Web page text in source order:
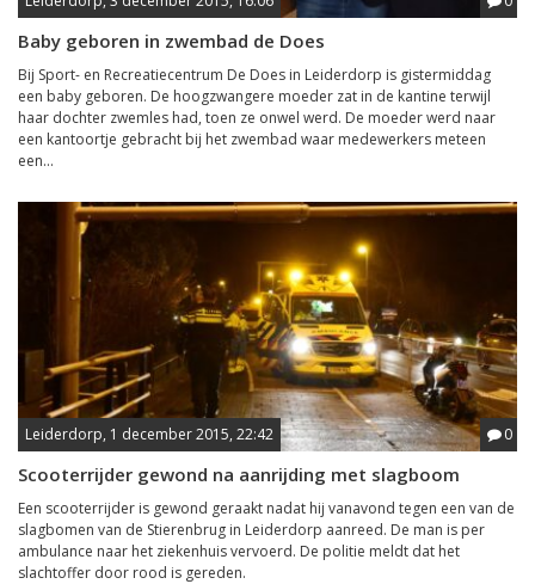
Baby geboren in zwembad de Does
Bij Sport- en Recreatiecentrum De Does in Leiderdorp is gistermiddag
een baby geboren. De hoogzwangere moeder zat in de kantine terwijl
haar dochter zwemles had, toen ze onwel werd. De moeder werd naar
een kantoortje gebracht bij het zwembad waar medewerkers meteen
een...
Leiderdorp, 1 december 2015, 22:42 0
Scooterrijder gewond na aanrijding met slagboom
Een scooterrijder is gewond geraakt nadat hij vanavond tegen een van de
slagbomen van de Stierenbrug in Leiderdorp aanreed. De man is per
ambulance naar het ziekenhuis vervoerd. De politie meldt dat het
slachtoffer door rood is gereden.